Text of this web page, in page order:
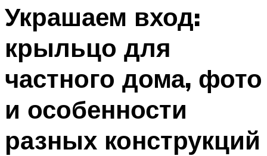
Украшаем вход:
крыльцо для
частного дома, фото
и особенности
разных конструкций